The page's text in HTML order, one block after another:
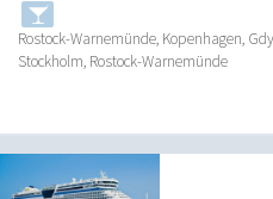
Rostock-Warnemünde, Kopenhagen,
Stockholm, Rostock-Warnemünde